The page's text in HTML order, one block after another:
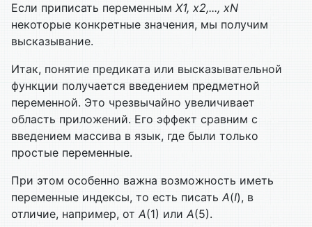
Если приписать переменным Х1, х2,..., хN
некоторые конкретные значения, мы получим
высказывание.
Итак, понятие предиката или высказывательной
функции получается введением предметной
переменной. Это чрезвычайно увеличивает
область приложений. Его эффект сравним с
введением массива в язык, где были только
простые переменные.
При этом особенно важна возможность иметь
переменные индексы, то есть писать А(I), в
отличие, например, отА(1) илиА(5).